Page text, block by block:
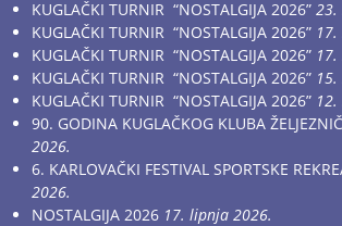
KUGLAČKI TURNIR “NOSTALGIJA 2026” 23.
KUGLAČKI TURNIR “NOSTALGIJA 2026”
KUGLAČKI TURNIR “NOSTALGIJA 2026”
KUGLAČKI TURNIR “NOSTALGIJA 2026”
KUGLAČKI TURNIR “NOSTALGIJA 2026”
90. GODINA KUGLAČKOG KLUBA
2026.
6. KARLOVAČKI FESTIVAL SPORTSKE
2026.
NOSTALGIJA 2026 17. lipnja 2026.